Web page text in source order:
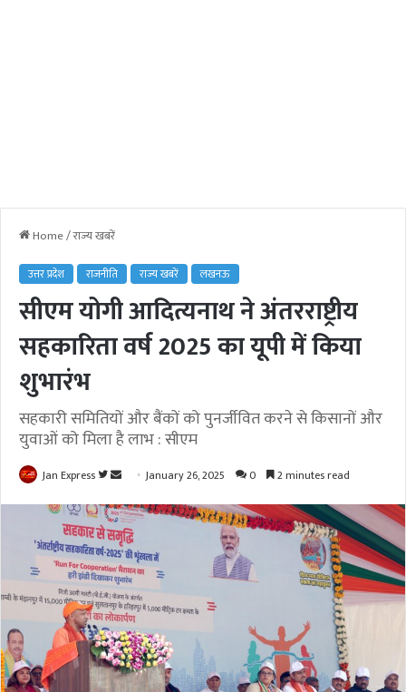
Home/राज्य खबरें
उत्तर प्रदेश राजनीति राज्य खबरें लखनऊ
सीएम योगी आदित्यनाथ ने अंतरराष्ट्रीय
सहकारिता वर्ष 2025 का यूपी में किया
शुभारंभ
सहकारी समितियों और बैंकों को पुनर्जीवित करने से किसानों और
युवाओं को मिला है लाभ : सीएम
Jan Express
F
l
l
o
w
o
n
T
w
n
d
a
n
e
m
a
i
January 26, 2025 0 2 minutes read